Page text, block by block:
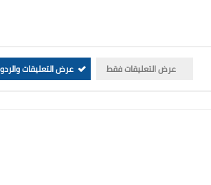
عرض التعليقات فقط عرض التعليقات